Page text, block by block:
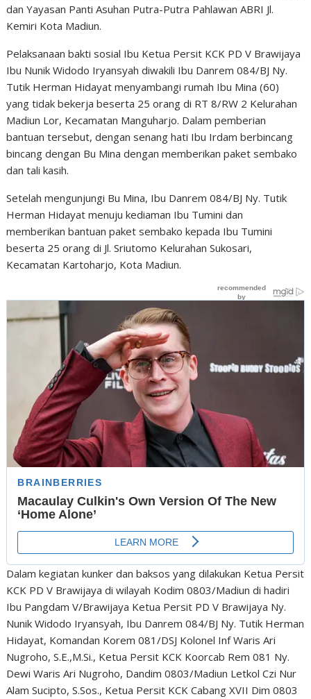
dan Yayasan Panti Asuhan Putra-Putra Pahlawan ABRI Jl.
Kemiri Kota Madiun.
Pelaksanaan bakti sosial Ibu Ketua Persit KCK PD V Brawijaya
Ibu Nunik Widodo Iryansyah diwakili Ibu Danrem 084/BJ Ny.
Tutik Herman Hidayat menyambangi rumah Ibu Mina (60)
yang tidak bekerja beserta 25 orang di RT 8/RW 2 Kelurahan
Madiun Lor, Kecamatan Manguharjo. Dalam pemberian
bantuan tersebut, dengan senang hati Ibu Irdam berbincang
bincang dengan Bu Mina dengan memberikan paket sembako
dan tali kasih.
Setelah mengunjungi Bu Mina, Ibu Danrem 084/BJ Ny. Tutik
Herman Hidayat menuju kediaman Ibu Tumini dan
memberikan bantuan paket sembako kepada Ibu Tumini
beserta 25 orang di Jl. Sriutomo Kelurahan Sukosari,
Kecamatan Kartoharjo, Kota Madiun.
Dalam kegiatan kunker dan baksos yang dilakukan Ketua Persit
KCK PD V Brawijaya di wilayah Kodim 0803/Madiun di hadiri
Ibu Pangdam V/Brawijaya Ketua Persit PD V Brawijaya Ny.
Nunik Widodo Iryansyah, Ibu Danrem 084/BJ Ny. Tutik Herman
Hidayat, Komandan Korem 081/DSJ Kolonel Inf Waris Ari
Nugroho, S.E.,M.Si., Ketua Persit KCK Koorcab Rem 081 Ny.
Dewi Waris Ari Nugroho, Dandim 0803/Madiun Letkol Czi Nur
Alam Sucipto, S.Sos., Ketua Persit KCK Cabang XVII Dim 0803